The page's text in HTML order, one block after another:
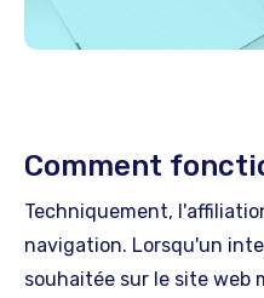
Comment
Techniquement,
navigation. Lorsqu'un
souhaitée sur le site web